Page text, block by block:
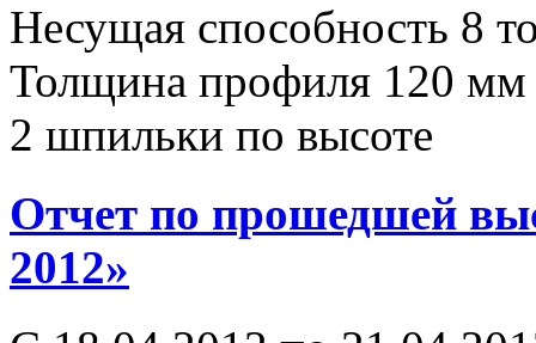
Несущая способность 8
Толщина профиля 120 мм
2 шпильки по высоте
Отчет по прошедшей
2012»